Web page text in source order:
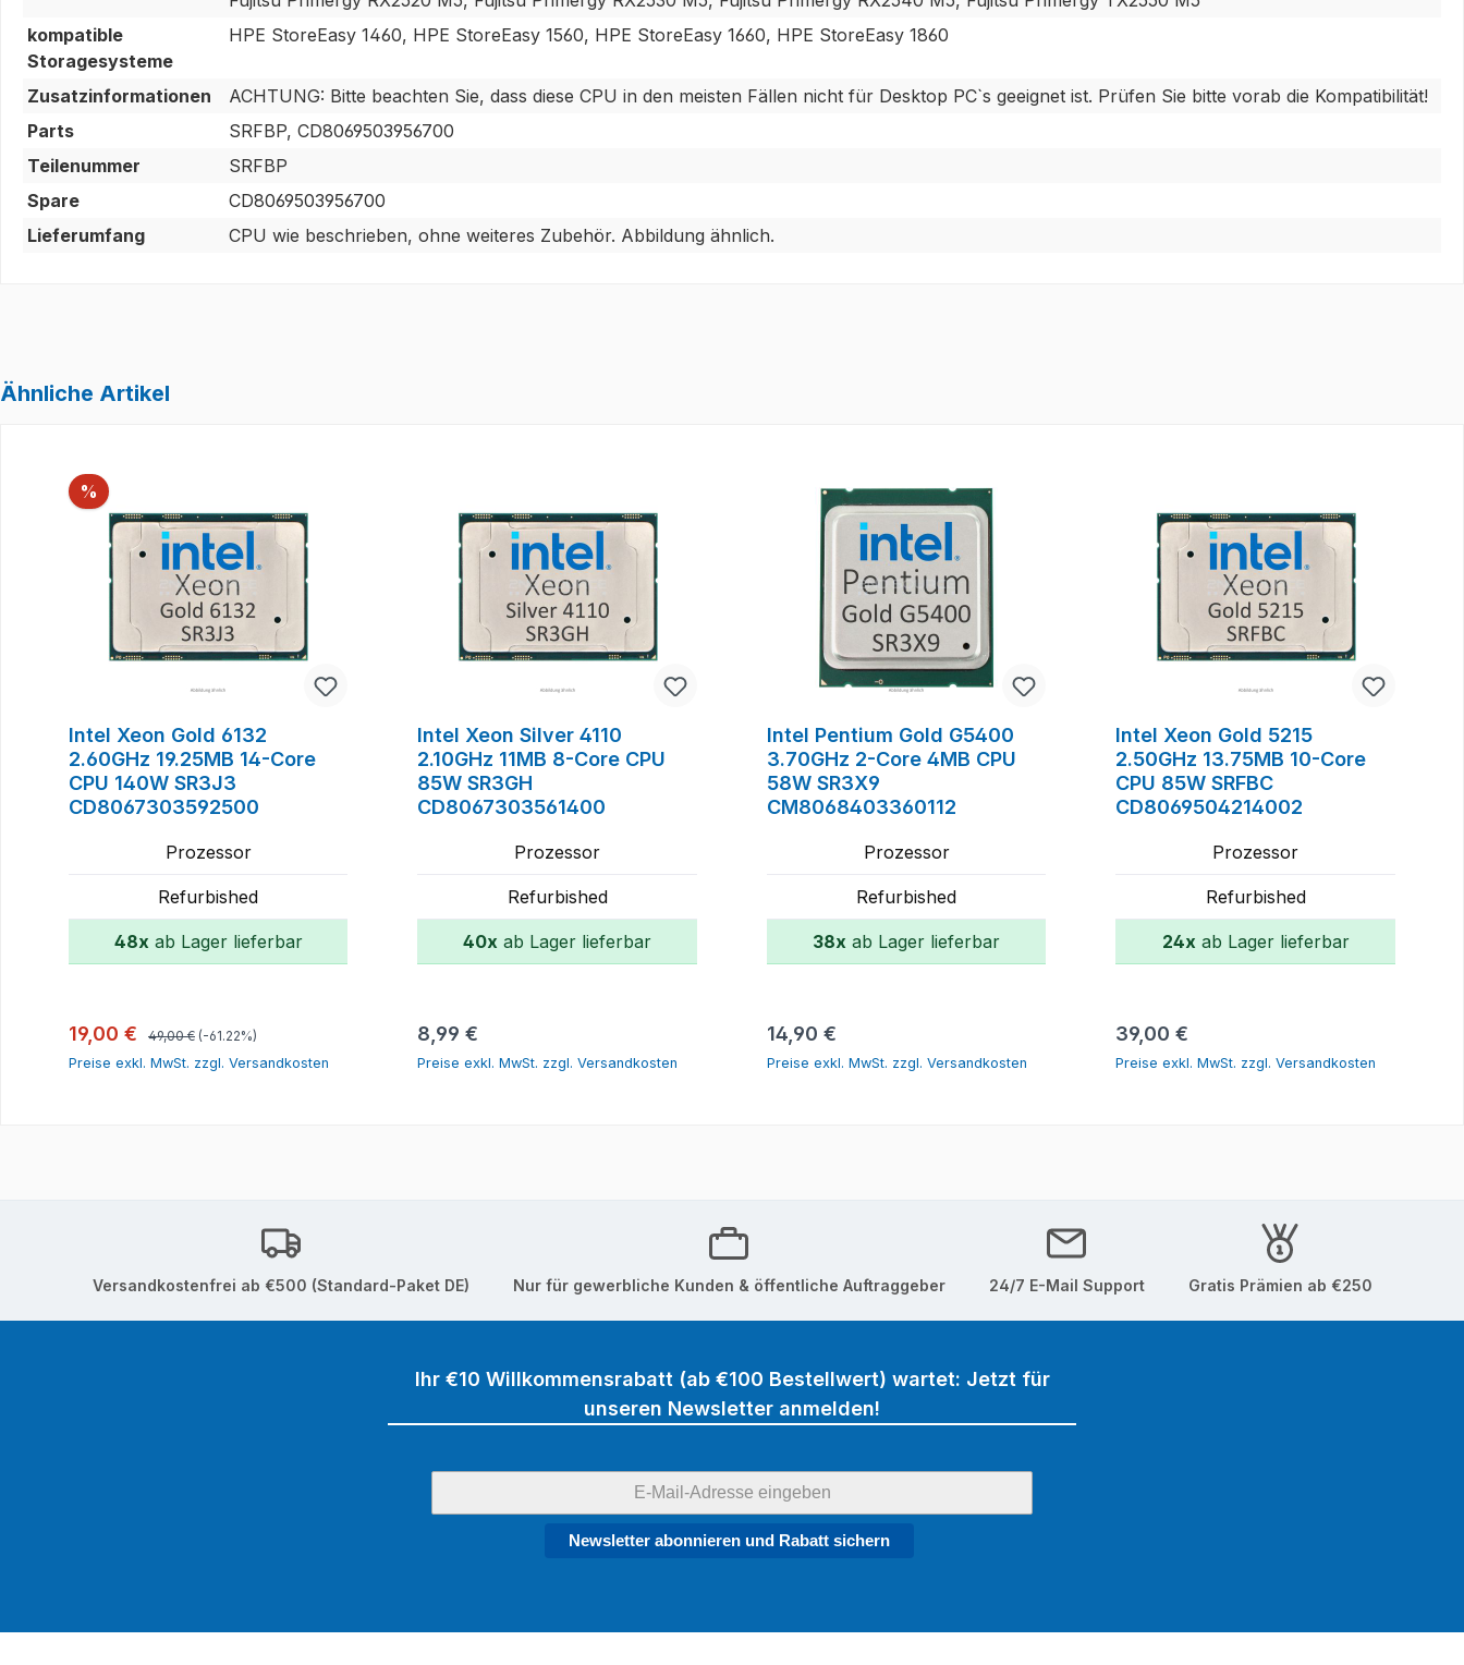
kompatible
Storagesysteme
HPE StoreEasy 1460, HPE StoreEasy 1560, HPE StoreEasy 1660, HPE StoreEasy 1860
Zusatzinformationen
ACHTUNG: Bitte beachten Sie, dass diese CPU in den meisten Fällen nicht für Desktop PC`s geeignet ist. Prüfen Sie bitte vorab die Kompatibilität!
Parts
SRFBP, CD8069503956700
Teilenummer
SRFBP
Spare
CD8069503956700
Lieferumfang
CPU wie beschrieben, ohne weiteres Zubehör. Abbildung ähnlich.
Ähnliche Artikel
% Rabatt
Intel Xeon Gold 6132
2.60GHz 19.25MB 14-Core
CPU 140W SR3J3
CD8067303592500
Prozessor
Refurbished
48x ab Lager lieferbar
Verkaufspreis:
19,00 € Regulärer Preis:
49,00 € (-61.22%)
Preise exkl. MwSt. zzgl. Versandkosten
Intel Xeon Silver 4110
2.10GHz 11MB 8-Core CPU
85W SR3GH
CD8067303561400
Prozessor
Refurbished
40x ab Lager lieferbar
Regulärer Preis:
8,99 €
Preise exkl. MwSt. zzgl. Versandkosten
Intel Pentium Gold G5400
3.70GHz 2-Core 4MB CPU
58W SR3X9
CM8068403360112
Prozessor
Refurbished
38x ab Lager lieferbar
Regulärer Preis:
14,90 €
Preise exkl. MwSt. zzgl. Versandkosten
Intel Xeon Gold 5215
2.50GHz 13.75MB 10-Core
CPU 85W SRFBC
CD8069504214002
Prozessor
Refurbished
24x ab Lager lieferbar
Regulärer Preis:
39,00 €
Preise exkl. MwSt. zzgl. Versandkosten
Versandkostenfrei ab €500 (Standard-Paket DE) Nur für gewerbliche Kunden & öffentliche Auftraggeber 24/7 E-Mail Support Gratis Prämien ab €250
Ihr €10 Willkommensrabatt (ab €100 Bestellwert) wartet: Jetzt für
unseren Newsletter anmelden!
Newsletter abonnieren und Rabatt sichern